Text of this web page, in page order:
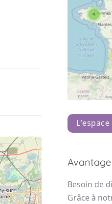
Besoin de
Grâce à